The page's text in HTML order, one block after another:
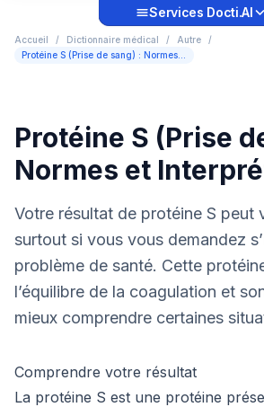
Services Docti.AI
Accueil / Dictionnaire médical / Autre
/
Protéine S (Prise
Normes et
Votre résultat de protéine S peut
surtout si vous vous demandez
problème de santé. Cette
l’équilibre de la coagulation et
mieux comprendre certaines
Comprendre votre résultat
La protéine S est une protéine